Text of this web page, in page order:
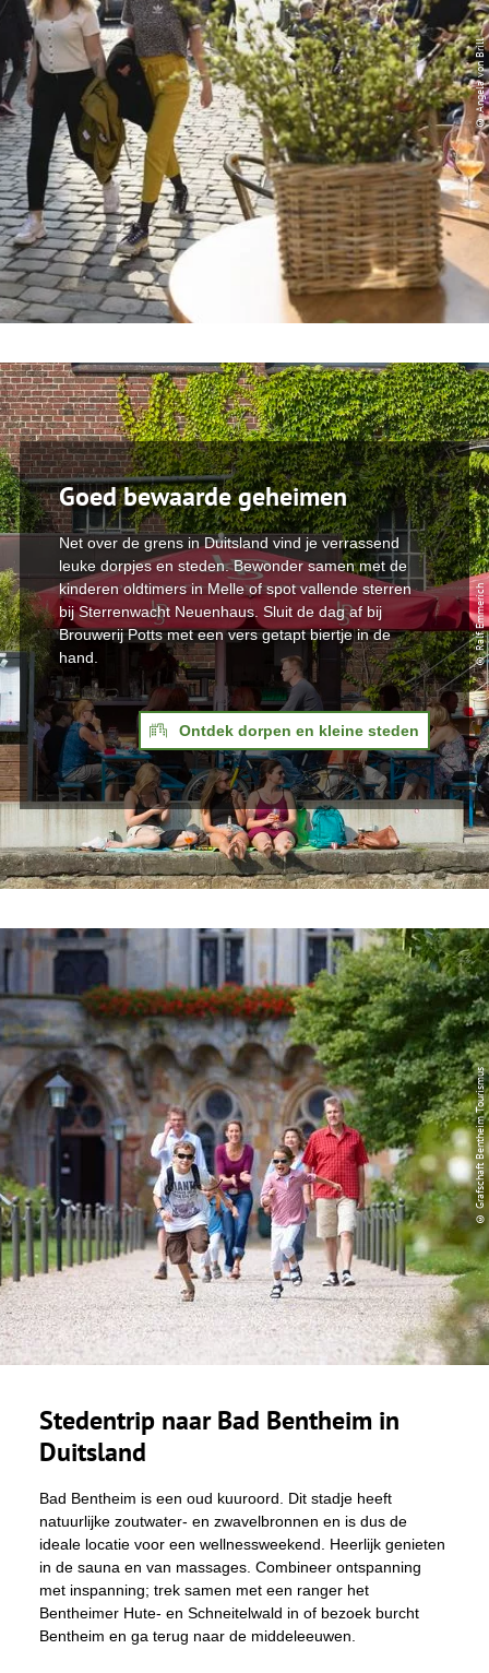
© Angela von Brill
© Ralf Emmerich
Goed bewaarde geheimen
Net over de grens in Duitsland vind je verrassend
leuke dorpjes en steden. Bewonder samen met de
kinderen oldtimers in Melle of spot vallende sterren
bij Sterrenwacht Neuenhaus. Sluit de dag af bij
Brouwerij Potts met een vers getapt biertje in de
hand.
Ontdek dorpen en kleine steden
© Grafschaft Bentheim Tourismus
Stedentrip naar Bad Bentheim in
Duitsland
Bad Bentheim is een oud kuuroord. Dit stadje heeft
natuurlijke zoutwater- en zwavelbronnen en is dus de
ideale locatie voor een wellnessweekend. Heerlijk genieten
in de sauna en van massages. Combineer ontspanning
met inspanning; trek samen met een ranger het
Bentheimer Hute- en Schneitelwald in of bezoek burcht
Bentheim en ga terug naar de middeleeuwen.